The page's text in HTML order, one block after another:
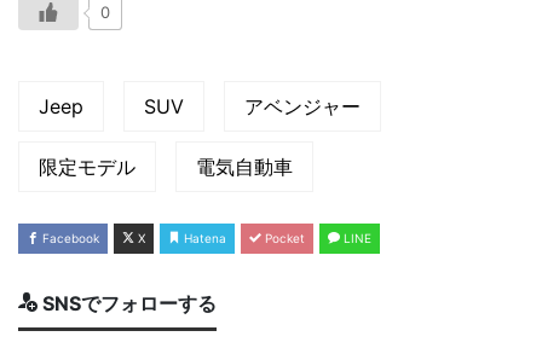
0
Jeep SUV アベンジャー
限定モデル 電気自動車
Facebook X Hatena Pocket LINE
SNSでフォローする